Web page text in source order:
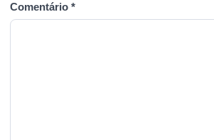
Comentário *